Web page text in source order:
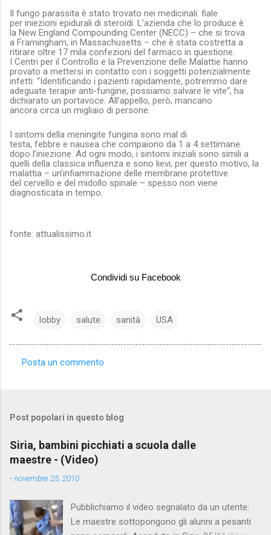
Il fungo parassita è stato trovato nei medicinali: fiale
per iniezioni epidurali di steroidi. L’azienda che lo produce è
la New England Compounding Center (NECC) – che si trova
a Framingham, in Massachusetts – che è stata costretta a
ritirare oltre 17 mila confezioni del farmaco in questione.
I Centri per il Controllo e la Prevenzione delle Malattie hanno
provato a mettersi in contatto con i soggetti potenzialmente
infetti: “Identificando i pazienti rapidamente, potremmo dare
adeguate terapie anti-fungine, possiamo salvare le vite“, ha
dichiarato un portavoce. All’appello, però, mancano
ancora circa un migliaio di persone.
I sintomi della meningite fungina sono mal di
testa, febbre e nausea che compaiono da 1 a 4 settimane
dopo l’iniezione. Ad ogni modo, i sintomi iniziali sono simili a
quelli della classica influenza e sono lievi; per questo motivo, la
malattia – un’infiammazione delle membrane protettive
del cervello e del midollo spinale – spesso non viene
diagnosticata in tempo.
fonte: attualissimo.it
Condividi su Facebook
lobby salute sanità USA
e
n
t
Posta un commento
Post popolari in questo blog
Siria, bambini picchiati a scuola dalle
maestre - (Video)
-novembre 25, 2010
Pubblichiamo il video segnalato da un utente:
Le maestre sottopongono gli alunni a pesanti